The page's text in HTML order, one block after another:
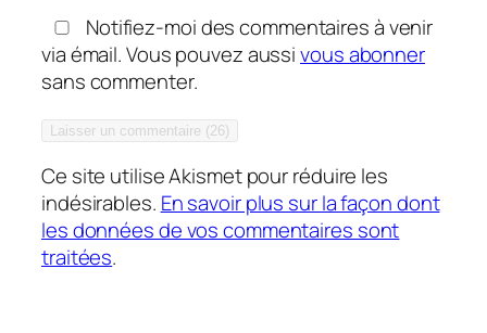
Notifiez-moi des commentaires à venir
via émail. Vous pouvez aussivous abonner
sans commenter.
Ce site utilise Akismet pour réduire les
indésirables. En savoir plus sur la façon dont
les données de vos commentaires sont
traitées.